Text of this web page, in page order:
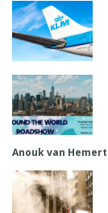
Anouk van Hemert